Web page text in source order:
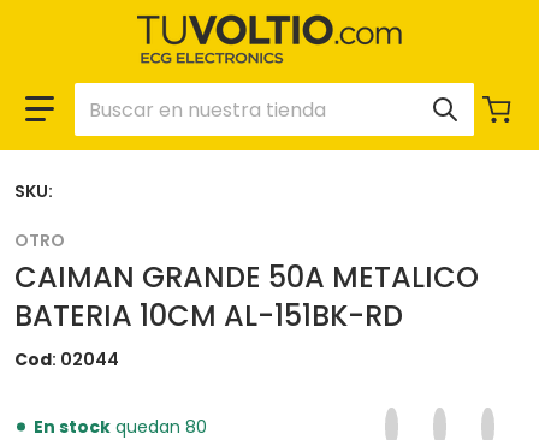
Buscar en nuestra tienda
OTRO
CAIMAN GRANDE 50A METALICO
BATERIA 10CM AL-151BK-RD
Cod 02044
En stock quedan 80 Compartir en
Se abre en una
Twittear
Se abre
Se
SKU: